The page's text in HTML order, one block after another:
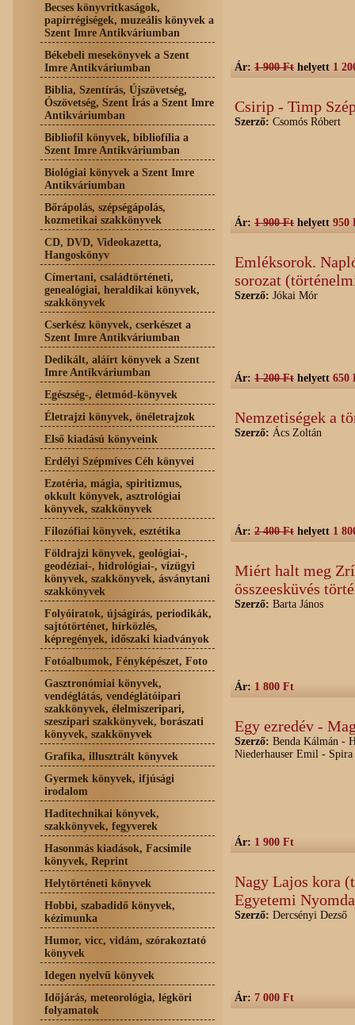
Becses könyvritkaságok,
papírrégiségek, muzeális könyvek a
Szent Imre Antikváriumban
Békebeli mesekönyvek a Szent
Imre Antikváriumban
Biblia, Szentírás, Újszövetség,
Ószövetség, Szent Írás a Szent Imre
Antikváriumban
Bibliofil könyvek, bibliofília a
Szent Imre Antikváriumban
Biológiai könyvek a Szent Imre
Antikváriumban
Bőrápolás, szépségápolás,
kozmetikai szakkönyvek
CD, DVD, Videokazetta,
Hangoskönyv
Címertani, családtörténeti,
genealógiai, heraldikai könyvek,
szakkönyvek
Cserkész könyvek, cserkészet a
Szent Imre Antikváriumban
Dedikált, aláírt könyvek a Szent
Imre Antikváriumban
Egészség-, életmód-könyvek
Életrajzi könyvek, önéletrajzok
Első kiadású könyveink
Erdélyi Szépmíves Céh könyvei
Ezotéria, mágia, spiritizmus,
okkult könyvek, asztrológiai
könyvek, szakkönyvek
Filozófiai könyvek, esztétika
Földrajzi könyvek, geológiai-,
geodéziai-, hidrológiai-, vízügyi
könyvek, szakkönyvek, ásványtani
szakkönyvek
Folyóiratok, újságírás, periodikák,
sajtótörténet, hírközlés,
képregények, időszaki kiadványok
Fotóalbumok, Fényképészet, Foto
Gasztronómiai könyvek,
vendéglátás, vendéglátóipari
szakkönyvek, élelmiszeripari,
szeszipari szakkönyvek, borászati
könyvek, szakkönyvek
Grafika, illusztrált könyvek
Gyermek könyvek, ifjúsági
irodalom
Haditechnikai könyvek,
szakkönyvek, fegyverek
Hasonmás kiadások, Facsimile
könyvek, Reprint
Helytörténeti könyvek
Hobbi, szabadidő könyvek,
kézimunka
Humor, vicc, vidám, szórakoztató
könyvek
Idegen nyelvű könyvek
Időjárás, meteorológia, légköri
folyamatok
Ár: 1 900 Ft helyett 1
Csirip - Timp
Szerző: Csomós Róbert
Ár: 1 900 Ft helyett 950
Emléksorok.
sorozat
Szerző: Jókai Mór
Ár: 1 200 Ft helyett 650
Nemzetiségek a
Szerző: Ács Zoltán
Ár: 2 400 Ft helyett 1
Miért halt meg
összeesküvés
Szerző: Barta János
Ár: 1 800 Ft
Egy ezredév -
Szerző: Benda Kálmán -
Niederhauser Emil -
Ár: 1 900 Ft
Nagy Lajos kora
Egyetemi
Szerző: Dercsényi Dezső
Ár: 7 000 Ft